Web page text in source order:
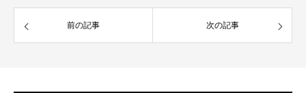
前の記事 次の記事